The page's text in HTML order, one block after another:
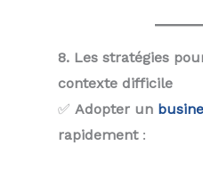
8. Les stratégies
contexte difficile
✅ Adopter un
rapidement: